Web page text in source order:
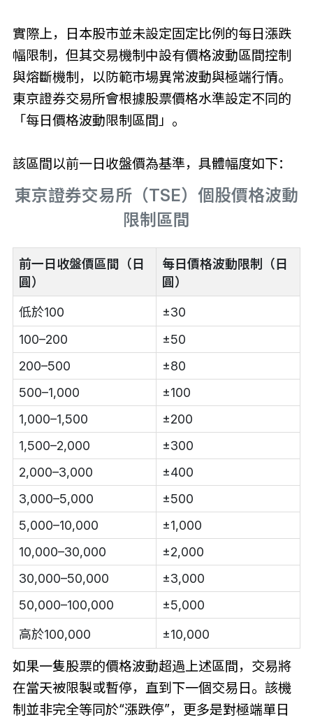
實際上，日本股市並未設定固定比例的每日漲跌
幅限制，但其交易機制中設有價格波動區間控制
與熔斷機制，以防範市場異常波動與極端行情。
東京證券交易所會根據股票價格水準設定不同的
「每日價格波動限制區間」。
該區間以前一日收盤價為基準，具體幅度如下：
東京證券交易所（TSE）個股價格波動
限制區間
前一日收盤價區間（日
圓）
每日價格波動限制（日
圓）
低於100
±30
100–200
±50
200–500
±80
500–1,000
±100
1,000–1,500
±200
1,500–2,000
±300
2,000–3,000
±400
3,000–5,000
±500
5,000–10,000
±1,000
10,000–30,000
±2,000
30,000–50,000
±3,000
50,000–100,000
±5,000
高於100,000
±10,000
如果一隻股票的價格波動超過上述區間，交易將
在當天被限製或暫停，直到下一個交易日。該機
制並非完全等同於“漲跌停”，更多是對極端單日